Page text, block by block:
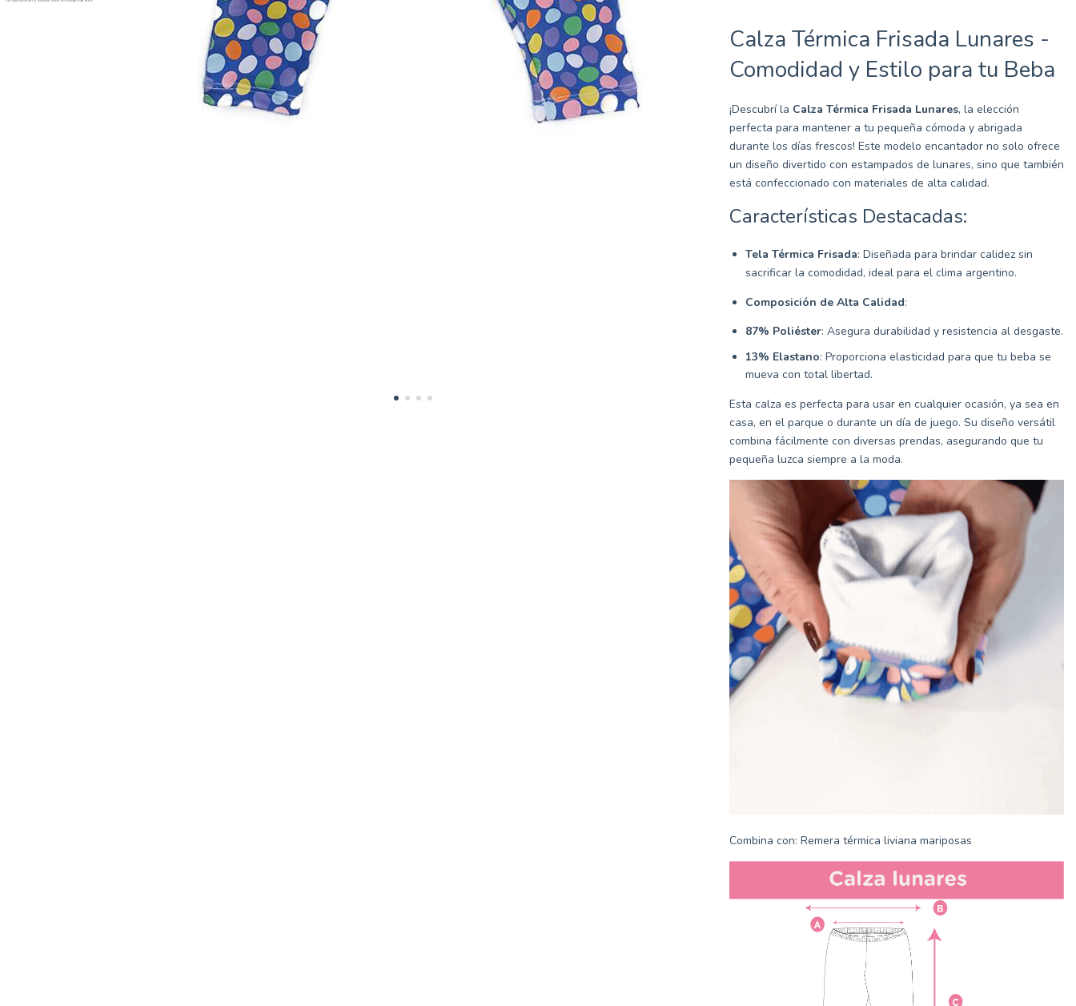
Calza Térmica Frisada Lunares -
Comodidad y Estilo para tu Beba
¡Descubrí la Calza Térmica Frisada Lunares, la elección
perfecta para mantener a tu pequeña cómoda y abrigada
durante los días frescos! Este modelo encantador no solo ofrece
un diseño divertido con estampados de lunares, sino que también
está confeccionado con materiales de alta calidad.
Características Destacadas:
Tela Térmica Frisada: Diseñada para brindar calidez sin
sacrificar la comodidad, ideal para el clima argentino.
Composición de Alta Calidad:
87% Poliéster: Asegura durabilidad y resistencia al desgaste.
13% Elastano: Proporciona elasticidad para que tu beba se
mueva con total libertad.
Esta calza es perfecta para usar en cualquier ocasión, ya sea en
casa, en el parque o durante un día de juego. Su diseño versátil
combina fácilmente con diversas prendas, asegurando que tu
pequeña luzca siempre a la moda.
Combina con: Remera térmica liviana mariposas